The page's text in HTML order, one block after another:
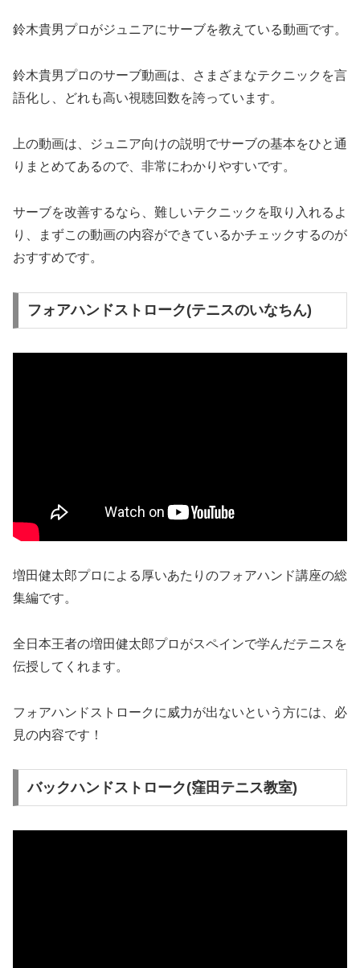
鈴木貴男プロがジュニアにサーブを教えている動画です。
鈴木貴男プロのサーブ動画は、さまざまなテクニックを言
語化し、どれも高い視聴回数を誇っています。
上の動画は、ジュニア向けの説明でサーブの基本をひと通
りまとめてあるので、非常にわかりやすいです。
サーブを改善するなら、難しいテクニックを取り入れるよ
り、まずこの動画の内容ができているかチェックするのが
おすすめです。
フォアハンドストローク(テニスのいなちん)
増田健太郎プロによる厚いあたりのフォアハンド講座の総
集編です。
全日本王者の増田健太郎プロがスペインで学んだテニスを
伝授してくれます。
フォアハンドストロークに威力が出ないという方には、必
見の内容です！
バックハンドストローク(窪田テニス教室)